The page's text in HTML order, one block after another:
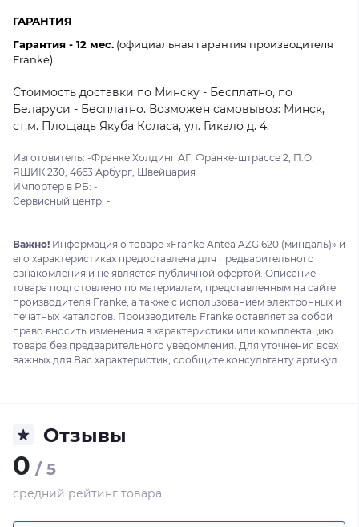
ГАРАНТИЯ
Гарантия - 12 мес. (официальная гарантия производителя
Franke).
Стоимость доставки по Минску - Бесплатно, по
Беларуси - Бесплатно. Возможен самовывоз: Минск,
ст.м. Площадь Якуба Коласа, ул. Гикало д. 4.
Изготовитель: -Франке Холдинг АГ. Франке-штрассе 2, П.О.
ЯЩИК 230, 4663 Арбург, Швейцария
Импортер в РБ: -
Сервисный центр: -
Важно! Информация о товаре «Franke Antea AZG 620 (миндаль)» и
его характеристиках предоставлена для предварительного
ознакомления и не является публичной офертой. Описание
товара подготовлено по материалам, представленным на сайте
производителя Franke, а также с использованием электронных и
печатных каталогов. Производитель Franke оставляет за собой
право вносить изменения в характеристики или комплектацию
товара без предварительного уведомления. Для уточнения всех
важных для Вас характеристик, сообщите консультанту артикул .
Отзывы
0 / 5
средний рейтинг товара